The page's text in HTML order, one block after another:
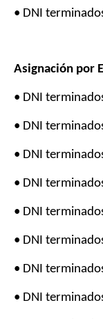
• DNI
Asignación por
• DNI
• DNI
• DNI
• DNI
• DNI
• DNI
• DNI
• DNI